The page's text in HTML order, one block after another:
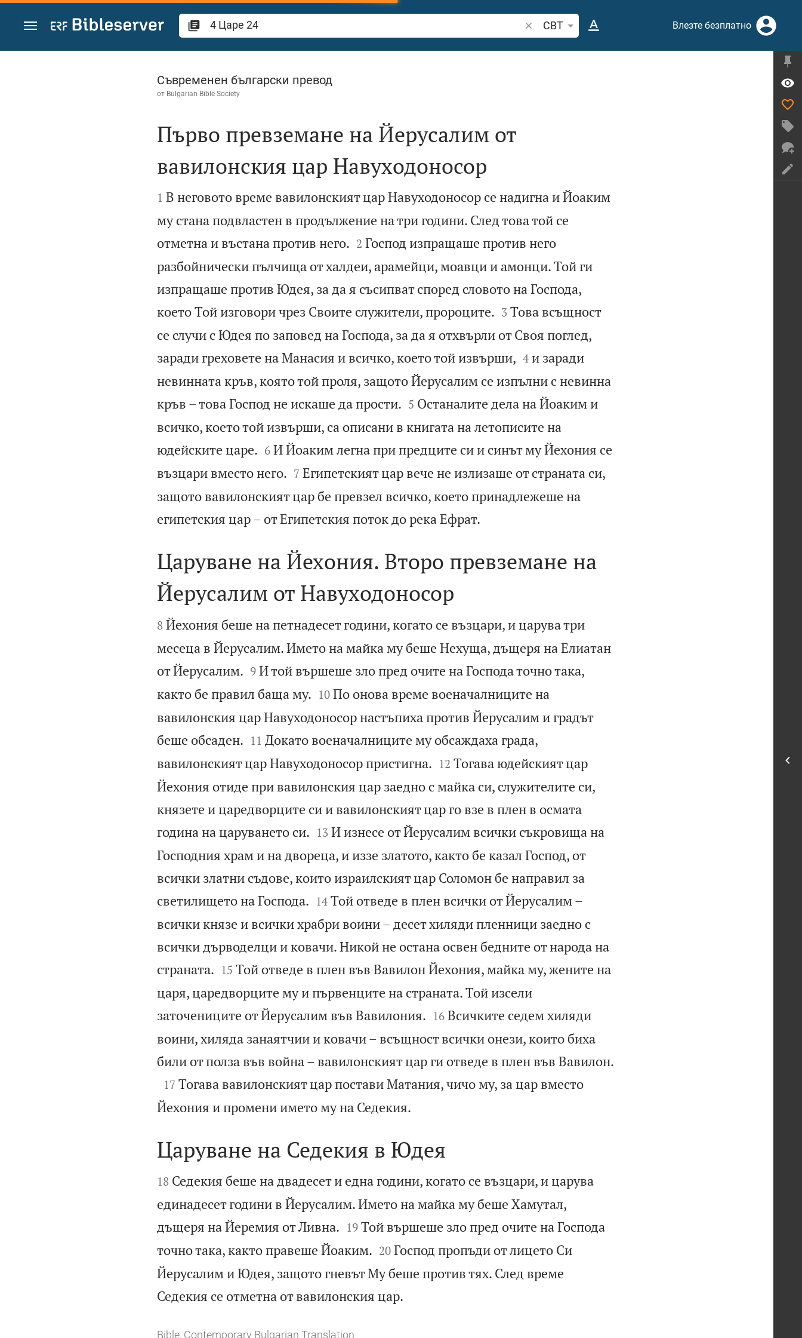
Преминете към съдържанието
Търсете стих или дума в Библията
CBT Влезте безплатно
4 Царе 24
Съвременен български превод
от Bulgarian Bible Society

Първо превземане на Йерусалим от
вавилонския цар Навуходоносор

1 В неговото време вавилонският цар Навуходоносор се надигна и Йоаким
му стана подвластен в продължение на три години. След това той се
отметна и въстана против него.
2 Господ изпращаше против него
разбойнически пълчища от халдеи, арамейци, моавци и амонци. Той ги
изпращаше против Юдея, за да я съсипват според словото на Господа,
което Той изговори чрез Своите служители, пророците.
3 Това всъщност
се случи с Юдея по заповед на Господа, за да я отхвърли от Своя поглед,
заради греховете на Манасия и всичко, което той извърши,
4 и заради
невинната кръв, която той проля, защото Йерусалим се изпълни с невинна
кръв – това Господ не искаше да прости.
5 Останалите дела на Йоаким и
всичко, което той извърши, са описани в книгата на летописите на
юдейските царе.
6 И Йоаким легна при предците си и синът му Йехония се
възцари вместо него.
7 Египетският цар вече не излизаше от страната си,
защото вавилонският цар бе превзел всичко, което принадлежеше на
египетския цар – от Египетския поток до река Ефрат.

Царуване на Йехония. Второ превземане на
Йерусалим от Навуходоносор

8 Йехония беше на петнадесет години, когато се възцари, и царува три
месеца в Йерусалим. Името на майка му беше Нехуща, дъщеря на Елиатан
от Йерусалим.
9 И той вършеше зло пред очите на Господа точно така,
както бе правил баща му.
10 По онова време военачалниците на
вавилонския цар Навуходоносор настъпиха против Йерусалим и градът
беше обсаден.
11 Докато военачалниците му обсаждаха града,
вавилонският цар Навуходоносор пристигна.
12 Тогава юдейският цар
Йехония отиде при вавилонския цар заедно с майка си, служителите си,
князете и царедворците си и вавилонският цар го взе в плен в осмата
година на царуването си.
13 И изнесе от Йерусалим всички съкровища на
Господния храм и на двореца, и иззе златото, както бе казал Господ, от
всички златни съдове, които израилският цар Соломон бе направил за
светилището на Господа.
14 Той отведе в плен всички от Йерусалим –
всички князе и всички храбри воини – десет хиляди пленници заедно с
всички дърводелци и ковачи. Никой не остана освен бедните от народа на
страната.
15 Той отведе в плен във Вавилон Йехония, майка му, жените на
царя, царедворците му и първенците на страната. Той изсели
заточениците от Йерусалим във Вавилония.
16 Всичките седем хиляди
воини, хиляда занаятчии и ковачи – всъщност всички онези, които биха
били от полза във война – вавилонският цар ги отведе в плен във Вавилон.

17 Тогава вавилонският цар постави Матания, чичо му, за цар вместо
Йехония и промени името му на Седекия.

Царуване на Седекия в Юдея

18 Седекия беше на двадесет и една години, когато се възцари, и царува
единадесет години в Йерусалим. Името на майка му беше Хамутал,
дъщеря на Йеремия от Ливна.
19 Той вършеше зло пред очите на Господа
точно така, както правеше Йоаким.
20 Господ пропъди от лицето Си
Йерусалим и Юдея, защото гневът Му беше против тях. След време
Седекия се отметна от вавилонския цар.
Bible, Contemporary Bulgarian Translation